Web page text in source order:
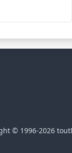
© 1996-2026